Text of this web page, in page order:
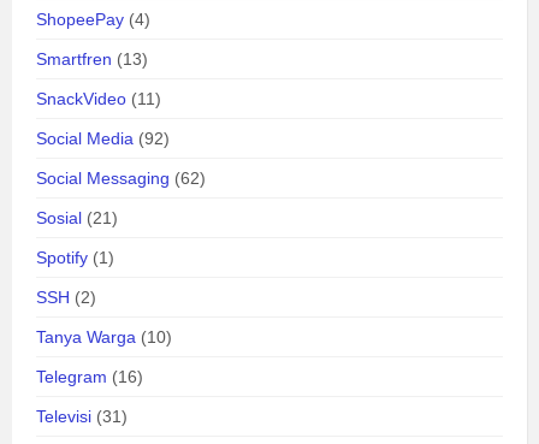
ShopeePay (4)
Smartfren (13)
SnackVideo (11)
Social Media (92)
Social Messaging (62)
Sosial (21)
Spotify (1)
SSH (2)
Tanya Warga (10)
Telegram (16)
Televisi (31)